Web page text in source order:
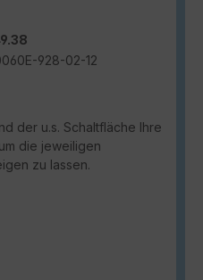
928-02-12
der u.s. Schaltfläche Ihre
die jeweiligen
zu lassen.